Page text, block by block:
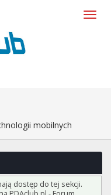
mobilnych
dostęp do tej sekcji.